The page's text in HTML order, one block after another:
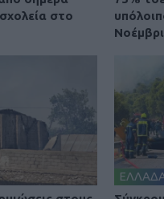
στο